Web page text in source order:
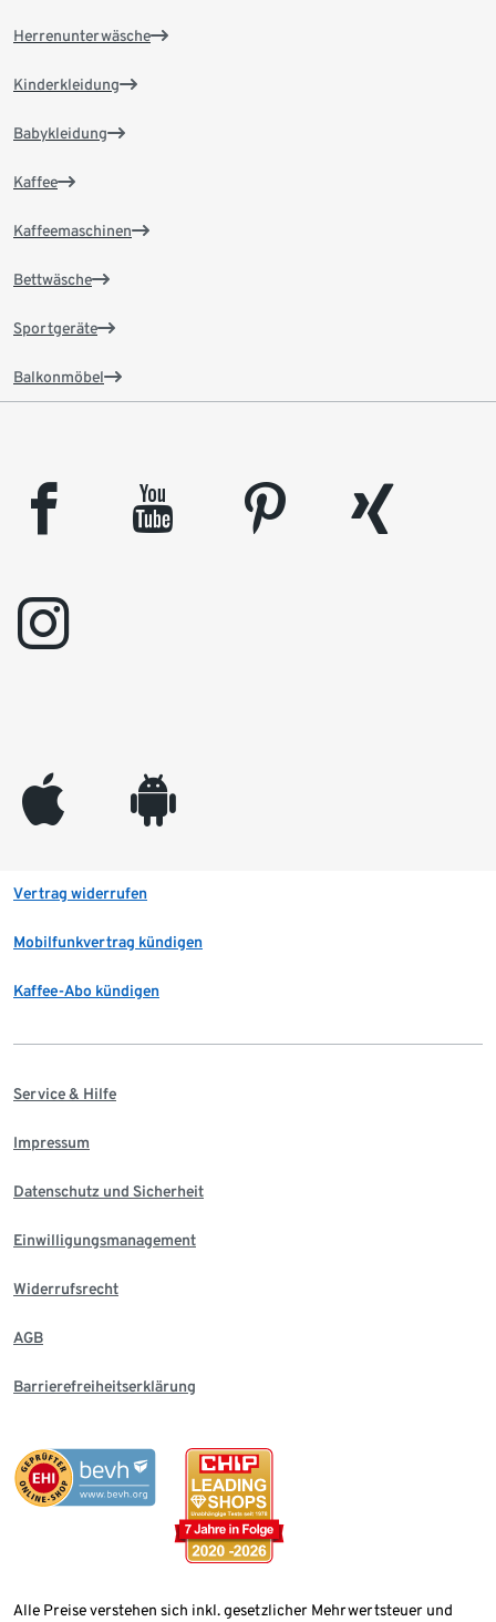
Herrenunterwäsche
Kinderkleidung
Babykleidung
Kaffee
Kaffeemaschinen
Bettwäsche
Sportgeräte
Balkonmöbel
facebook youtube pinterest
xing
instagram
appleinc android
Vertrag widerrufen
Mobilfunkvertrag kündigen
Kaffee-Abo kündigen
Service & Hilfe
Impressum
Datenschutz und Sicherheit
Einwilligungsmanagement
Widerrufsrecht
AGB
Barrierefreiheitserklärung
Alle Preise verstehen sich inkl. gesetzlicher Mehrwertsteuer und